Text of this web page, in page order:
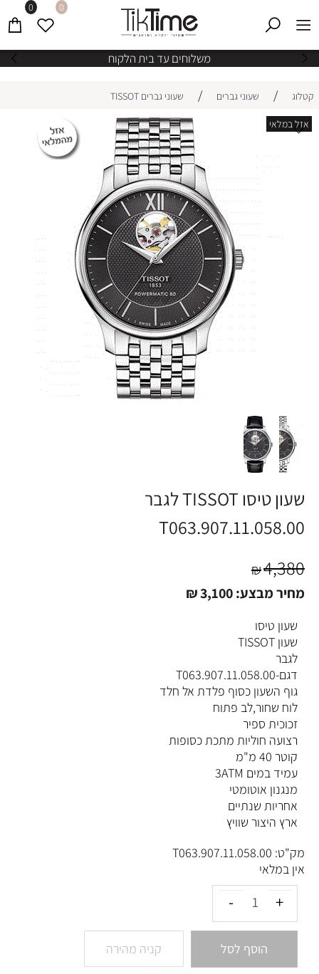
משלוחים עד בית הלקוח
0 0
קטלוג / שעוני גברים / שעוני גברים TISSOT
אזל במלאי
שעון טיסו TISSOT לגבר
T063.907.11.058.00
₪4,380
מחיר מבצע: ₪3,100
שעון טיסו
שעון TISSOT
לגבר
דגם-T063.907.11.058.00
גוף השעון כסוף פלדת אל חלד
לוח שחור,לב פתוח
זכוכית ספיר
רצועה חוליות מתכת כסופות
קוטר 40 מ"מ
עמיד במים 3ATM
מנגנון אוטומטי
אחריות שנתיים
ארץ היצור שוויץ
מק"ט: T063.907.11.058.00
אין במלאי
הוסף לסל קניה מהירה